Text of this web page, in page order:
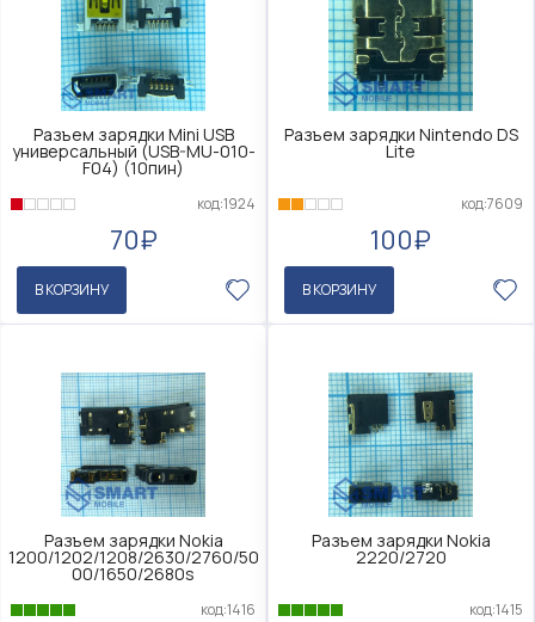
Разъем зарядки Mini USB
универсальный (USB-MU-010-
F04) (10пин)
код:1924
70₽
В КОРЗИНУ
Разъем зарядки Nintendo DS
Lite
код:7609
100₽
В КОРЗИНУ
Разъем зарядки Nokia
1200/1202/1208/2630/2760/50
00/1650/2680s
код:1416
Разъем зарядки Nokia
2220/2720
код:1415